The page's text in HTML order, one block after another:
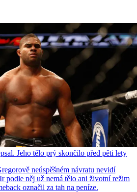
Jeho tělo prý skončilo před pěti lety
neúspěšném návratu nevidí
podle něj už nemá tělo ani životní režim
označil za tah na peníze.